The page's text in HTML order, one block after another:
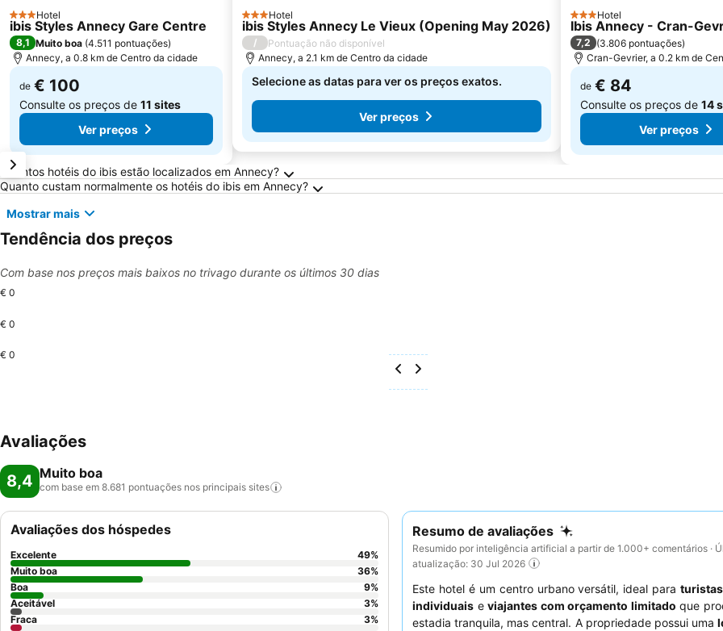
3 Estrelas
Hotel
ibis Styles Annecy Gare Centre
8,1 Muito boa (4.511 pontuações)
Annecy, a 0.8 km de Centro da cidade
de € 100
Consulte os preços de 11 sites
Ver preços
3 Estrelas
Hotel
ibis Styles Annecy Le Vieux (Opening May 2026)
/
Pontuação não disponível
Annecy, a 2.1 km de Centro da cidade
Selecione as datas para ver os preços exatos.
Ver preços
3 Estrelas
Hotel
Ibis Annecy - Cran-
7,2 (3.806 pontuações)
Cran-Gevrier, a 0.2 km de
de € 84
Consulte os preços de 14
Ver preços
Perguntas Frequentes sobre Annecy
Quantos hotéis do ibis estão localizados em Annecy?
Quanto custam normalmente os hotéis do ibis em Annecy?
Mostrar mais
Tendência dos preços
Com base nos preços mais baixos no trivago durante os últimos 30 dias
€ 0
€ 0
€ 0
Avaliações
8,4 Muito boa
com base em 8.681 pontuações nos principais sites
Resumo de avaliações
Resumido por inteligência artificial a partir de 1.000+ comentários ·
atualização: 30 Jul 2026
Este hotel é um centro urbano versátil, ideal paraturistas
individuais e viajantes com orçamento limitado que
estadia tranquila, mas central. A propriedade possui uma
Avaliações dos hóspedes
Excelente 49%
Muito boa
36%
Boa
9%
Aceitável
3%
Fraca
3%